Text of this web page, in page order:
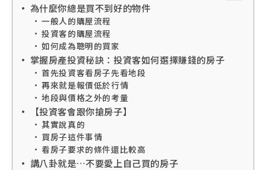
為什麼你總是買不到好的物件
一般人的購屋流程
投資客的購屋流程
如何成為聰明的買家
掌握房產投資秘訣：投資客如何選擇賺錢的房子
首先投資客看房子先看地段
再來就是報價低於行情
地段與價格之外的考量
【投資客會跟你搶房子】
其實說真的
買房子這件事情
看房子要求的條件還比較高
講八卦就是…不要愛上自己買的房子